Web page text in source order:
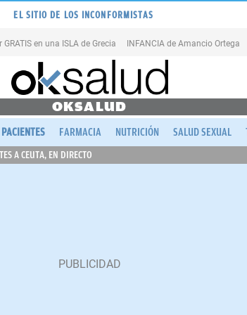
EL SITIO DE LOS INCONFORMISTAS
GRATIS en una ISLA de Grecia INFANCIA de Amancio Ortega
OKSALUD
PACIENTES FARMACIA NUTRICIÓN SALUD SEXUAL
A CEUTA, EN DIRECTO